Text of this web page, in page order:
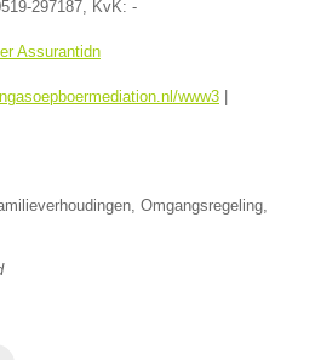
297187 , KvK: -
Assurantidn
www3
Omgangsregeling,